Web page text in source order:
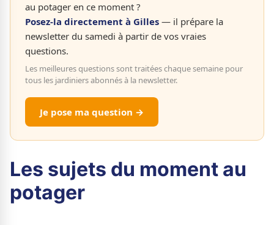
au potager en ce moment ?
Posez-la directement à Gilles — il prépare la
newsletter du samedi à partir de vos vraies
questions.
Les meilleures questions sont traitées chaque semaine pour
tous les jardiniers abonnés à la newsletter.
Je pose ma question →
Les sujets du moment au
potager